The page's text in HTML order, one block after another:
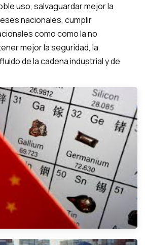
uso, salvaguardar mejor la
nacionales, cumplir
como como la no
mejor la seguridad, la
de la cadena industrial y de